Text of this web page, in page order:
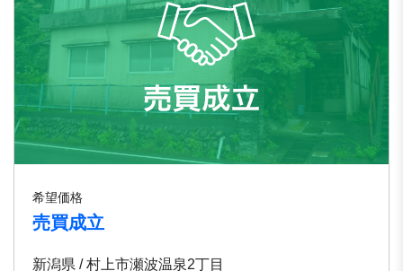
希望価格
売買成立
新潟県 / 村上市瀬波温泉2丁目